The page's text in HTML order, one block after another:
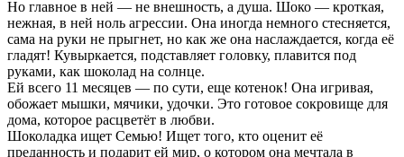
Но главное в ней — не внешность, а душа. Шоко — кроткая,
нежная, в ней ноль агрессии. Она иногда немного стесняется,
сама на руки не прыгнет, но как же она наслаждается, когда её
гладят! Кувыркается, подставляет головку, плавится под
руками, как шоколад на солнце.
Ей всего 11 месяцев — по сути, еще котенок! Она игривая,
обожает мышки, мячики, удочки. Это готовое сокровище для
дома, которое расцветёт в любви.
Шоколадка ищет Семью! Ищет того, кто оценит её
преданность и подарит ей мир, о котором она мечтала в